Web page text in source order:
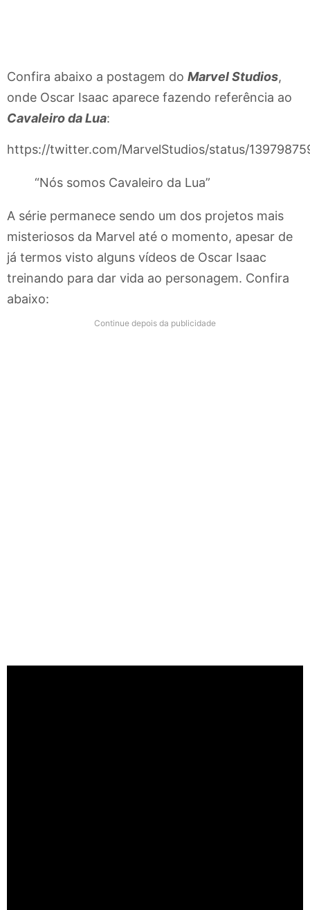
Confira abaixo a postagem do Marvel Studios,
onde Oscar Isaac aparece fazendo referência ao
Cavaleiro da Lua:
https://twitter.com/MarvelStudios/status/
“Nós somos Cavaleiro da Lua”
A série permanece sendo um dos projetos mais
misteriosos da Marvel até o momento, apesar de
já termos visto alguns vídeos de Oscar Isaac
treinando para dar vida ao personagem. Confira
abaixo:
Continue depois da publicidade